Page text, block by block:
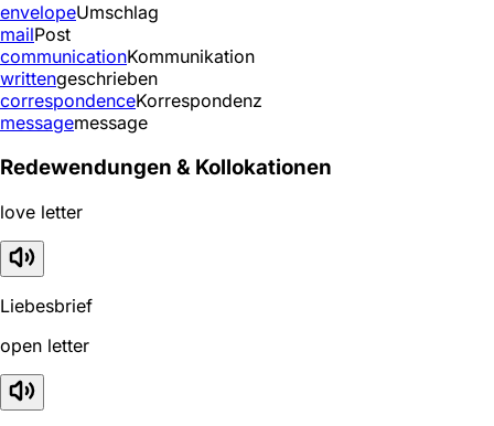
envelopeUmschlag
mailPost
communicationKommunikation
writtengeschrieben
correspondenceKorrespondenz
messagemessage
Redewendungen & Kollokationen
love letter
Liebesbrief
open letter